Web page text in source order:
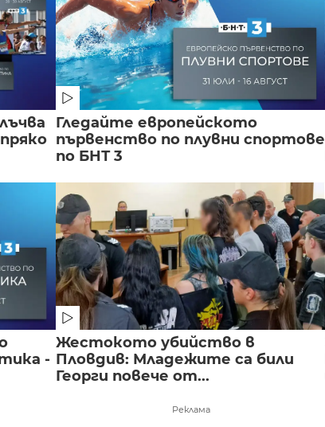
Гледайте европейското
първенство по плувни спортове
по БНТ 3
-
Жестокото убийство в
Пловдив: Младежите са били
Георги повече от...
Реклама